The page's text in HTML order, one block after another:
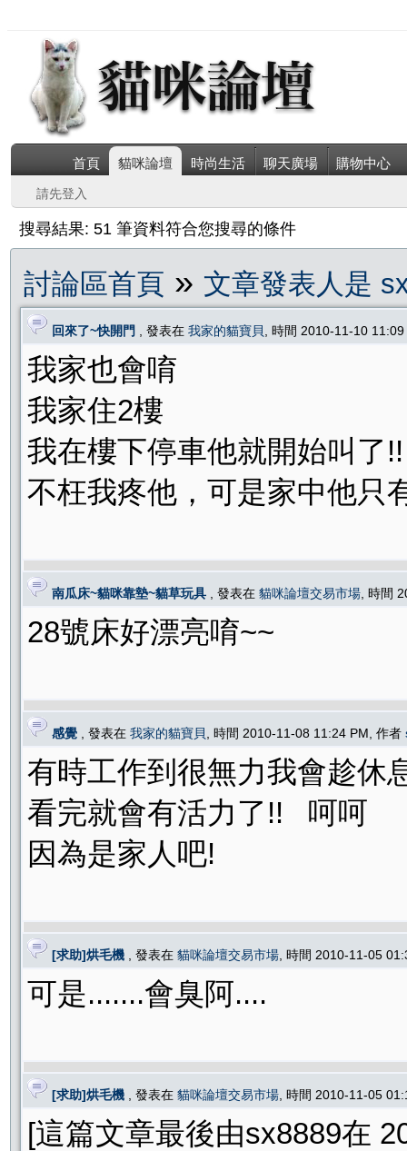
首頁 貓咪論壇 時尚生活 聊天廣場 購物中心
請先登入
搜尋結果: 51 筆資料符合您搜尋的條件
討論區首頁 » 文章發表人是
回來了~快開門 , 發表在 我家的貓寶貝 , 時間 2010-11-10
我家也會唷
我家住2樓
我在樓下停車他就開始叫了!!
不枉我疼他，可是家中他只
南瓜床~貓咪靠墊~貓草玩具 , 發表在 貓咪論壇交易市場 , 時間
28號床好漂亮唷~~
感覺 , 發表在 我家的貓寶貝 , 時間 2010-11-08 11:24 PM, 作者
有時工作到很無力我會趁休
看完就會有活力了!! 呵呵
因為是家人吧!
[求助]烘毛機 , 發表在 貓咪論壇交易市場 , 時間 2010-11-05
可是.......會臭阿....
[求助]烘毛機 , 發表在 貓咪論壇交易市場 , 時間 2010-11-05
[這篇文章最後由sx8889在